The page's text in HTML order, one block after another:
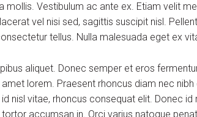
mollis. Vestibulum ac ante ex. Etiam velit
vel nisi sed, sagittis suscipit nisl.
tellus. Nulla malesuada eget ex
aliquet. Donec semper et eros
lorem. Praesent rhoncus diam nec
nisl vitae, rhoncus consequat elit. Donec
accumsan in. Orci varius natoque